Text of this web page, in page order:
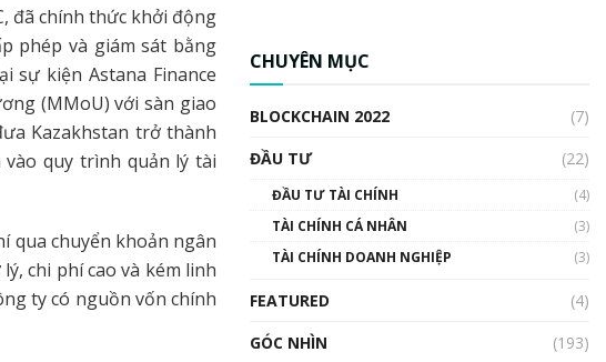
đã chính thức khởi động
phép và giám sát bằng
sự kiện Astana Finance
(MMoU) với sàn giao
Kazakhstan trở thành
quy trình quản lý tài
qua chuyển khoản ngân
chi phí cao và kém linh
ty có nguồn vốn chính
uptrend trong năm 2023? |
Phổ cập Blockchain
00:02:14
Nhìn lại năm 2022: Những
CHUYÊN MỤC
BLOCKCHAIN 2022
(7)
ĐẦU TƯ
(22)
ĐẦU TƯ TÀI CHÍNH
(4)
TÀI CHÍNH CÁ NHÂN
(3)
TÀI CHÍNH DOANH NGHIỆP
(3)
FEATURED
(4)
GÓC NHÌN
(193)